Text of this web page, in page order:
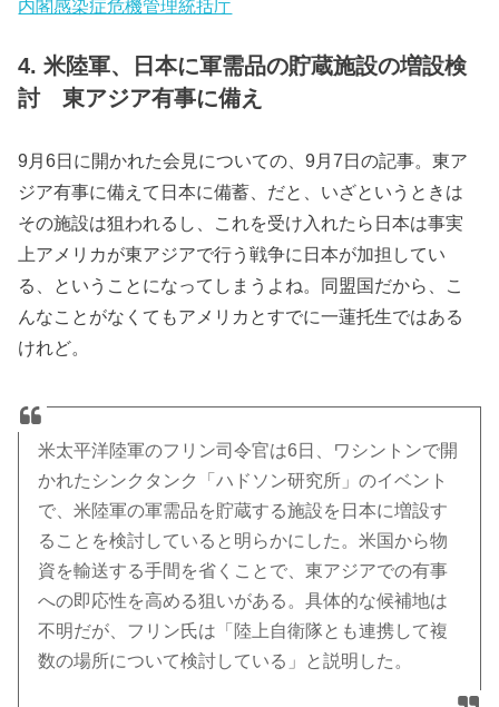
内閣感染症危機管理統括庁
4. 米陸軍、日本に軍需品の貯蔵施設の増設検
討 東アジア有事に備え
9月6日に開かれた会見についての、9月7日の記事。東ア
ジア有事に備えて日本に備蓄、だと、いざというときは
その施設は狙われるし、これを受け入れたら日本は事実
上アメリカが東アジアで行う戦争に日本が加担してい
る、ということになってしまうよね。同盟国だから、こ
んなことがなくてもアメリカとすでに一蓮托生ではある
けれど。
米太平洋陸軍のフリン司令官は6日、ワシントンで開
かれたシンクタンク「ハドソン研究所」のイベント
で、米陸軍の軍需品を貯蔵する施設を日本に増設す
ることを検討していると明らかにした。米国から物
資を輸送する手間を省くことで、東アジアでの有事
への即応性を高める狙いがある。具体的な候補地は
不明だが、フリン氏は「陸上自衛隊とも連携して複
数の場所について検討している」と説明した。